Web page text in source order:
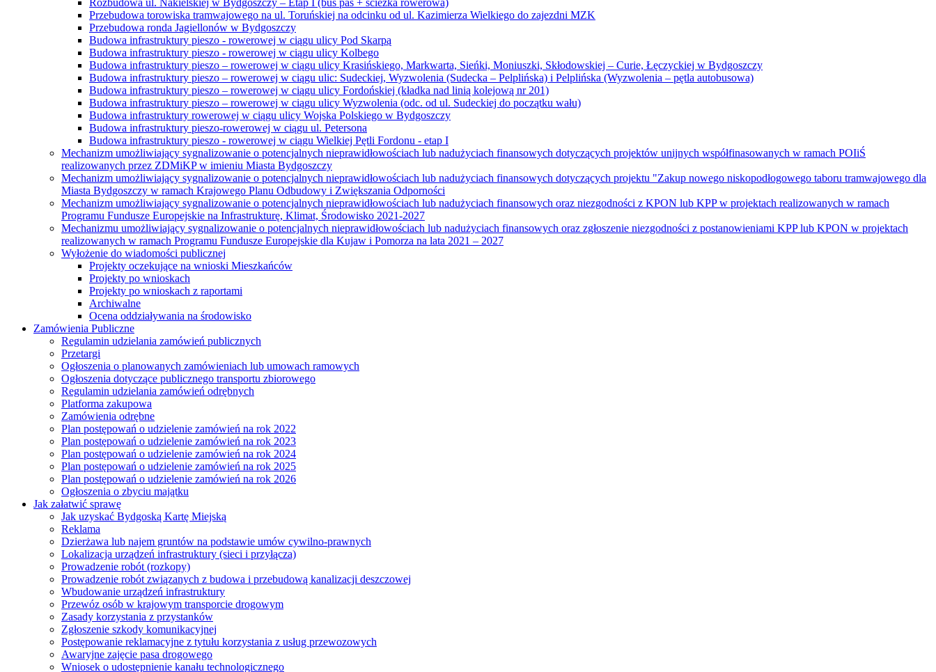
Przebudowa torowiska tramwajowego na ul. Toruńskiej na odcinku od ul. Kazimierza Wielkiego do zajezdni MZK
Przebudowa ronda Jagiellonów w Bydgoszczy
Budowa infrastruktury pieszo - rowerowej w ciągu ulicy Pod Skarpą
Budowa infrastruktury pieszo - rowerowej w ciągu ulicy Kolbego
Budowa infrastruktury pieszo – rowerowej w ciągu ulicy Krasińskiego, Markwarta, Sieńki, Moniuszki, Skłodowskiej – Curie, Łęczyckiej w Bydgoszczy
Budowa infrastruktury pieszo – rowerowej w ciągu ulic: Sudeckiej, Wyzwolenia (Sudecka – Pelplińska) i Pelplińska (Wyzwolenia – pętla autobusowa)
Budowa infrastruktury pieszo – rowerowej w ciągu ulicy Fordońskiej (kładka nad linią kolejową nr 201)
Budowa infrastruktury pieszo – rowerowej w ciągu ulicy Wyzwolenia (odc. od ul. Sudeckiej do początku wału)
Budowa infrastruktury rowerowej w ciągu ulicy Wojska Polskiego w Bydgoszczy
Budowa infrastruktury pieszo-rowerowej w ciągu ul. Petersona
Budowa infrastruktury pieszo - rowerowej w ciągu Wielkiej Pętli Fordonu - etap I
Mechanizm umożliwiający sygnalizowanie o potencjalnych nieprawidłowościach lub nadużyciach finansowych dotyczących projektów unijnych współfinasowanych w ramach POIiŚ
realizowanych przez ZDMiKP w imieniu Miasta Bydgoszczy
Mechanizm umożliwiający sygnalizowanie o potencjalnych nieprawidłowościach lub nadużyciach finansowych dotyczących projektu "Zakup nowego niskopodłogowego taboru tramwajowego dla
Miasta Bydgoszczy w ramach Krajowego Planu Odbudowy i Zwiększania Odporności
Mechanizm umożliwiający sygnalizowanie o potencjalnych nieprawidłowościach lub nadużyciach finansowych oraz niezgodności z KPON lub KPP w projektach realizowanych w ramach
Programu Fundusze Europejskie na Infrastrukturę, Klimat, Środowisko 2021-2027
Mechanizmu umożliwiający sygnalizowanie o potencjalnych nieprawidłowościach lub nadużyciach finansowych oraz zgłoszenie niezgodności z postanowieniami KPP lub KPON w projektach
realizowanych w ramach Programu Fundusze Europejskie dla Kujaw i Pomorza na lata 2021 – 2027
Wyłożenie do wiadomości publicznej
Projekty oczekujące na wnioski Mieszkańców
Projekty po wnioskach
Projekty po wnioskach z raportami
Archiwalne
Ocena oddziaływania na środowisko
Zamówienia Publiczne
Regulamin udzielania zamówień publicznych
Przetargi
Ogłoszenia o planowanych zamówieniach lub umowach ramowych
Ogłoszenia dotyczące publicznego transportu zbiorowego
Regulamin udzielania zamówień odrębnych
Platforma zakupowa
Zamówienia odrębne
Plan postępowań o udzielenie zamówień na rok 2022
Plan postępowań o udzielenie zamówień na rok 2023
Plan postępowań o udzielenie zamówień na rok 2024
Plan postępowań o udzielenie zamówień na rok 2025
Plan postępowań o udzielenie zamówień na rok 2026
Ogłoszenia o zbyciu majątku
Jak załatwić sprawę
Jak uzyskać Bydgoską Kartę Miejską
Reklama
Dzierżawa lub najem gruntów na podstawie umów cywilno-prawnych
Lokalizacja urządzeń infrastruktury (sieci i przyłącza)
Prowadzenie robót (rozkopy)
Prowadzenie robót związanych z budowa i przebudową kanalizacji deszczowej
Wbudowanie urządzeń infrastruktury
Przewóz osób w krajowym transporcie drogowym
Zasady korzystania z przystanków
Zgłoszenie szkody komunikacyjnej
Postępowanie reklamacyjne z tytułu korzystania z usług przewozowych
Awaryjne zajęcie pasa drogowego
Wniosek o udostępnienie kanału technologicznego